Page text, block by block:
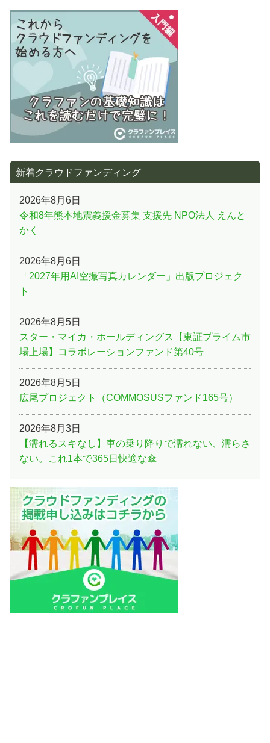
シ
ョ
ン
事:
新着クラウドファンディング
2026年8月6日
令和8年熊本地震義援金募集 支援先 NPO法人 えんと
かく
2026年8月6日
「2027年用AI空撮写真カレンダー」出版プロジェク
ト
2026年8月5日
スター・マイカ・ホールディングス【東証プライム市
場上場】コラボレーションファンド第40号
2026年8月5日
広尾プロジェクト（COMMOSUSファンド165号）
2026年8月3日
【濡れるスキなし】車の乗り降りで濡れない、濡らさ
ない。これ1本で365日快適な傘